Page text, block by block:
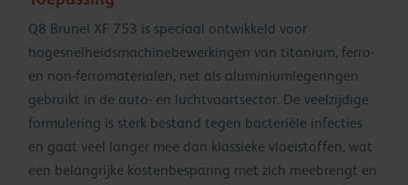
Q8 Brunel XF 753 is speciaal ontwikkeld voor
hogesnelheidsmachinebewerkingen van titanium, ferro-
en non-ferromaterialen, net als aluminiumlegeringen
gebruikt in de auto- en luchtvaartsector. De veelzijdige
formulering is sterk bestand tegen bacteriële infecties
en gaat veel langer mee dan klassieke vloeistoffen, wat
een belangrijke kostenbesparing met zich meebrengt en